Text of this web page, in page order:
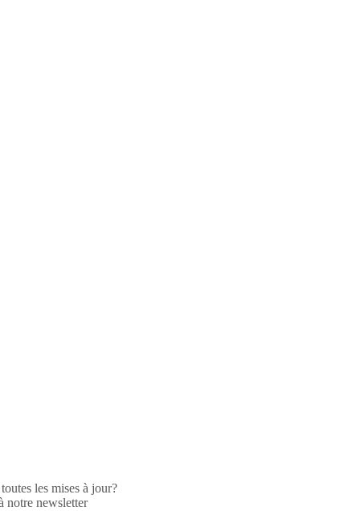
les mises à jour?
notre newsletter